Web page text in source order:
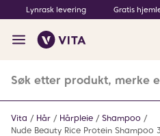
Lynrask levering Gratis
Vita Hår Hårpleie
Shampoo
Nude Beauty Rice Protein Shampoo